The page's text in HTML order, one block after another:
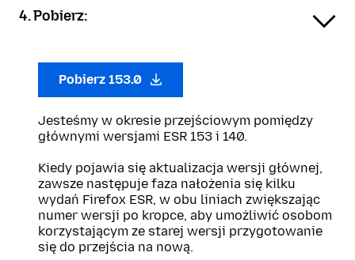
4. Pobierz:
Pobierz 153.0
Jesteśmy w okresie przejściowym pomiędzy
głównymi wersjami ESR 153 i 140.
Kiedy pojawia się aktualizacja wersji głównej,
zawsze następuje faza nałożenia się kilku
wydań Firefox ESR, w obu liniach zwiększając
numer wersji po kropce, aby umożliwić osobom
korzystającym ze starej wersji przygotowanie
się do przejścia na nową.